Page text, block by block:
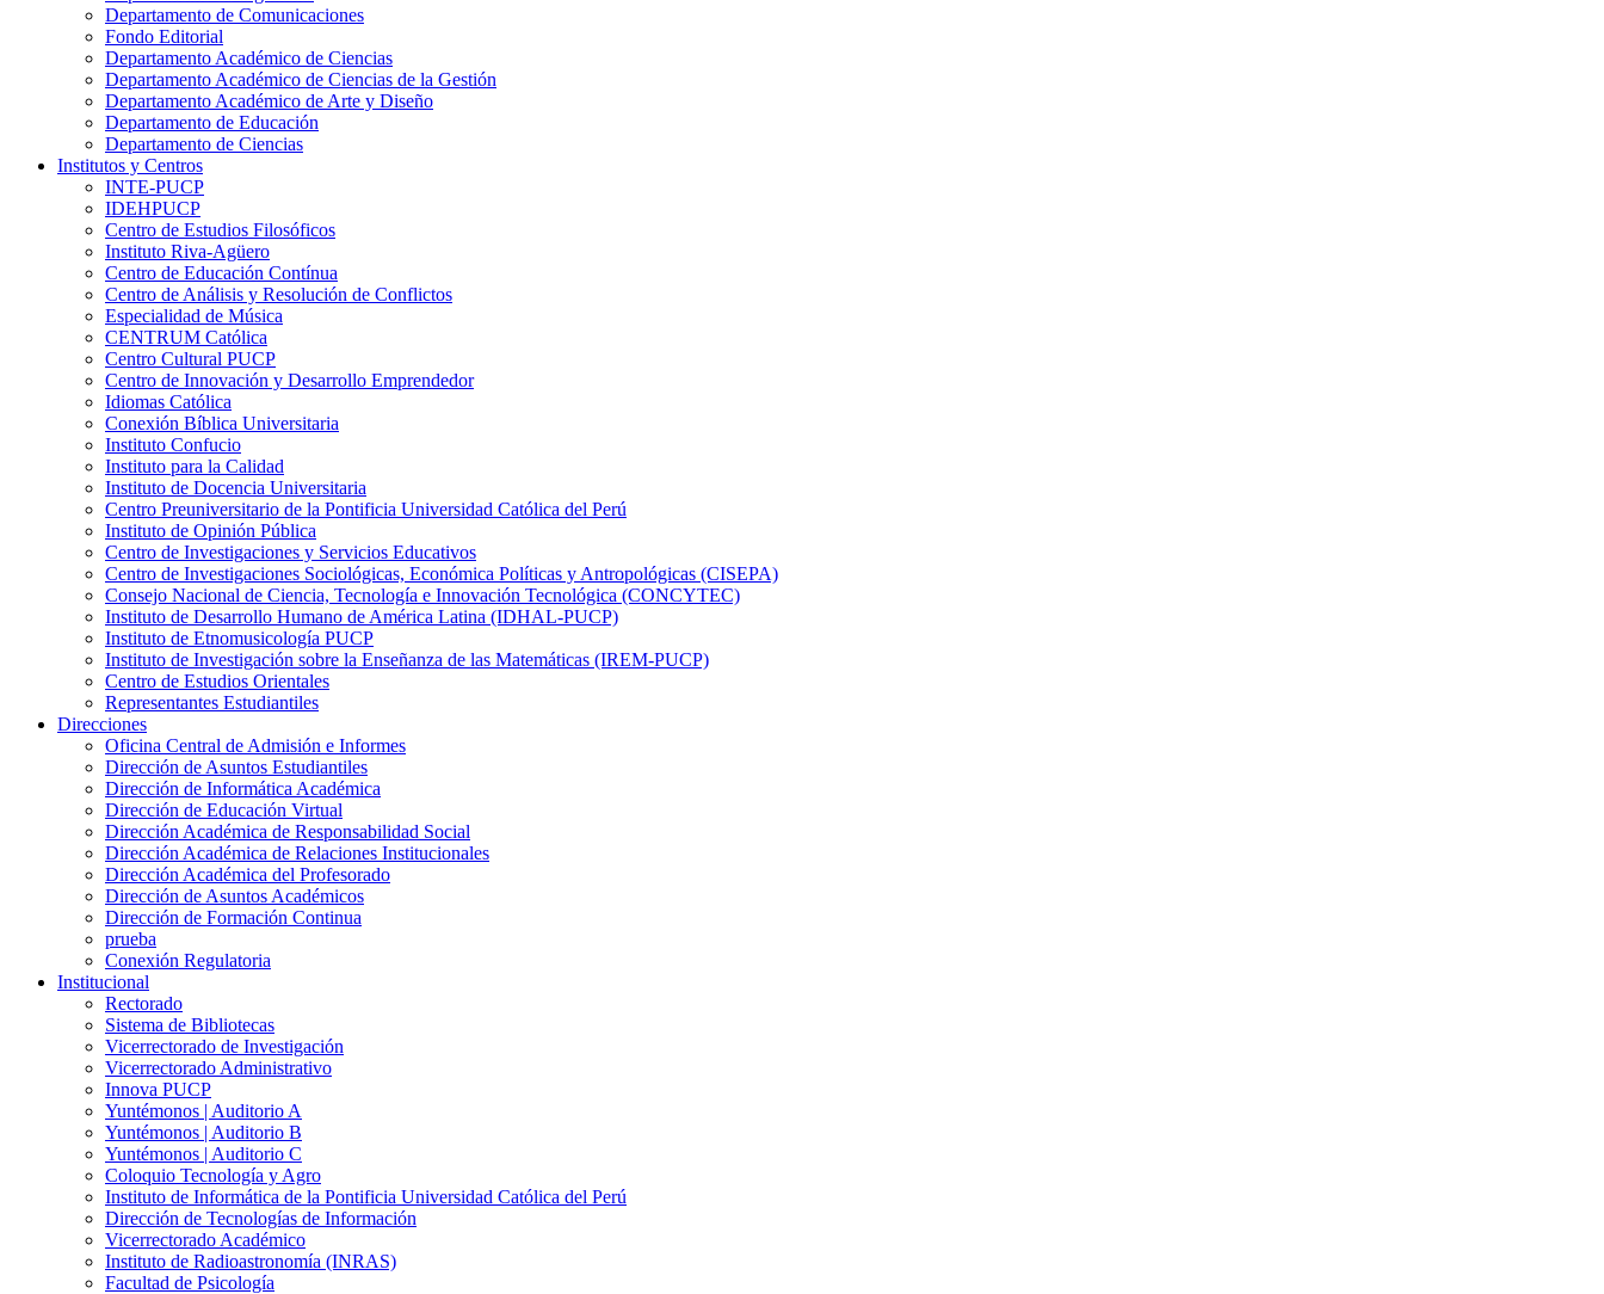
Departamento de Comunicaciones
Fondo Editorial
Departamento Académico de Ciencias
Departamento Académico de Ciencias de la Gestión
Departamento Académico de Arte y Diseño
Departamento de Educación
Departamento de Ciencias
Institutos y Centros
INTE-PUCP
IDEHPUCP
Centro de Estudios Filosóficos
Instituto Riva-Agüero
Centro de Educación Contínua
Centro de Análisis y Resolución de Conflictos
Especialidad de Música
CENTRUM Católica
Centro Cultural PUCP
Centro de Innovación y Desarrollo Emprendedor
Idiomas Católica
Conexión Bíblica Universitaria
Instituto Confucio
Instituto para la Calidad
Instituto de Docencia Universitaria
Centro Preuniversitario de la Pontificia Universidad Católica del Perú
Instituto de Opinión Pública
Centro de Investigaciones y Servicios Educativos
Centro de Investigaciones Sociológicas, Económica Políticas y Antropológicas (CISEPA)
Consejo Nacional de Ciencia, Tecnología e Innovación Tecnológica (CONCYTEC)
Instituto de Desarrollo Humano de América Latina (IDHAL-PUCP)
Instituto de Etnomusicología PUCP
Instituto de Investigación sobre la Enseñanza de las Matemáticas (IREM-PUCP)
Centro de Estudios Orientales
Representantes Estudiantiles
Direcciones
Oficina Central de Admisión e Informes
Dirección de Asuntos Estudiantiles
Dirección de Informática Académica
Dirección de Educación Virtual
Dirección Académica de Responsabilidad Social
Dirección Académica de Relaciones Institucionales
Dirección Académica del Profesorado
Dirección de Asuntos Académicos
Dirección de Formación Continua
prueba
Conexión Regulatoria
Institucional
Rectorado
Sistema de Bibliotecas
Vicerrectorado de Investigación
Vicerrectorado Administrativo
Innova PUCP
Yuntémonos | Auditorio A
Yuntémonos | Auditorio B
Yuntémonos | Auditorio C
Coloquio Tecnología y Agro
Instituto de Informática de la Pontificia Universidad Católica del Perú
Dirección de Tecnologías de Información
Vicerrectorado Académico
Instituto de Radioastronomía (INRAS)
Facultad de Psicología